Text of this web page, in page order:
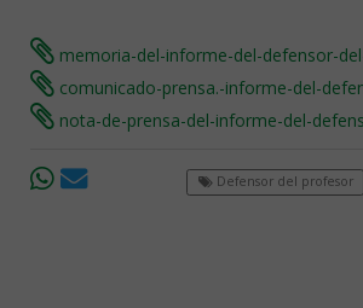
memoria-del-informe-del-defensor-
comunicado-prensa.-informe-del-
nota-de-prensa-del-informe-del-
Defensor del profesor